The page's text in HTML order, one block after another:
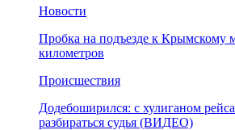
Новости
Пробка на подъезде к Крымскому
километров
Происшествия
Додебоширился: с хулиганом
разбираться судья (ВИДЕО)